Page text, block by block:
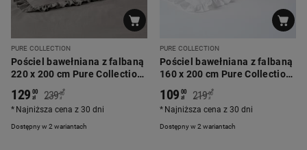
PURE COLLECTION
Pościel bawełniana z falbaną
220 x 200 cm Pure Collection,
ciemnoszara
Dostępny w 2 wariantach
129 00
zł 239 00
zł
*
Najniższa cena z 30 dni
PURE COLLECTION
Pościel bawełniana z falbaną
160 x 200 cm Pure Collection,
Dostępny w 2 wariantach
109 00
zł 219 00
zł
*
Najniższa cena z 30 dni